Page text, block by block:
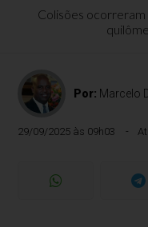
Colisões ocorreram
Por: Marcelo
29/09/2025 às 09h03